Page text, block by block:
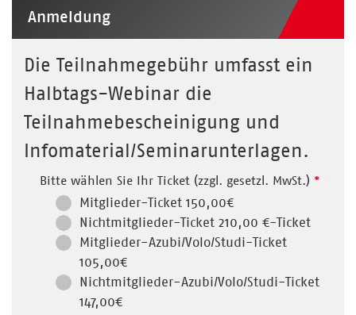
Anmeldung
Die Teilnahmegebühr umfasst ein
Halbtags-Webinar die
Teilnahmebescheinigung und
Infomaterial/Seminarunterlagen.
Bitte wählen Sie Ihr Ticket (zzgl. gesetzl. MwSt.) *
Mitglieder-Ticket 150,00€
Nichtmitglieder-Ticket 210,00 €-Ticket
Mitglieder-Azubi/Volo/Studi-Ticket
105,00€
Nichtmitglieder-Azubi/Volo/Studi-Ticket
147,00€